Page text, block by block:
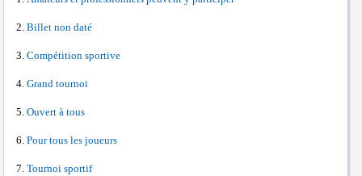
Billet non daté
Compétition sportive
Grand tournoi
Ouvert à tous
Pour tous les joueurs
Tournoi sportif